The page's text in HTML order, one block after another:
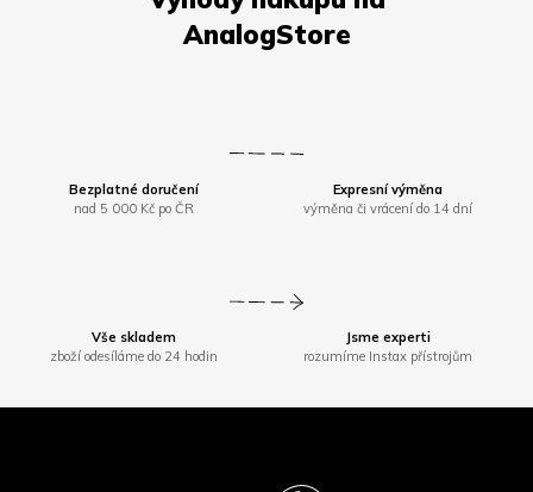
Bezplatné doručení
nad 5 000 Kč po ČR
Expresní výměna
výměna či vrácení do 14 dní
Vše skladem
zboží odesíláme do 24 hodin
Jsme experti
rozumíme Instax přístrojům